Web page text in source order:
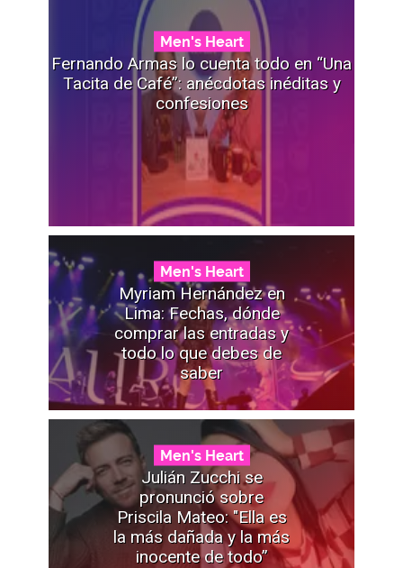
Men's Heart
Fernando Armas lo cuenta todo en “Una
Tacita de Café”: anécdotas inéditas y
confesiones
Men's Heart
Myriam Hernández en
Lima: Fechas, dónde
comprar las entradas y
todo lo que debes de
saber
Men's Heart
Julián Zucchi se
pronunció sobre
Priscila Mateo: "Ella es
la más dañada y la más
inocente de todo”